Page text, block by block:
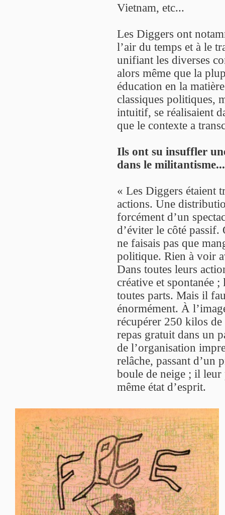
Vietnam, etc...
Les Diggers ont
l’air du temps et à le
unifiant les diverses
alors même que la
éducation en la
classiques politiques,
intuitif, se réalisaient
que le contexte a
Ils ont su insuffler
dans le militantisme...
« Les Diggers étaient
actions. Une
forcément d’un
d’éviter le côté
ne faisais pas que
politique. Rien à voir
Dans toutes leurs
créative et spontanée
toutes parts. Mais il
énormément. À
récupérer 250 kilos
repas gratuit dans un
de l’organisation
relâche, passant d’un
boule de neige ; il leur
même état d’esprit.